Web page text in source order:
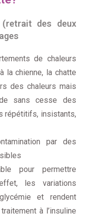
(retrait des deux
de chaleurs
la chienne, la chatte
des chaleurs mais
sans cesse des
répétitifs, insistants,
par des
pour permettre
les variations
et rendent
à l’insuline